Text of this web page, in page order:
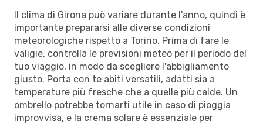
Il clima di Girona può variare durante l'anno, quindi è
importante prepararsi alle diverse condizioni
meteorologiche rispetto a Torino. Prima di fare le
valigie, controlla le previsioni meteo per il periodo del
tuo viaggio, in modo da scegliere l'abbigliamento
giusto. Porta con te abiti versatili, adatti sia a
temperature più fresche che a quelle più calde. Un
ombrello potrebbe tornarti utile in caso di pioggia
improvvisa, e la crema solare è essenziale per